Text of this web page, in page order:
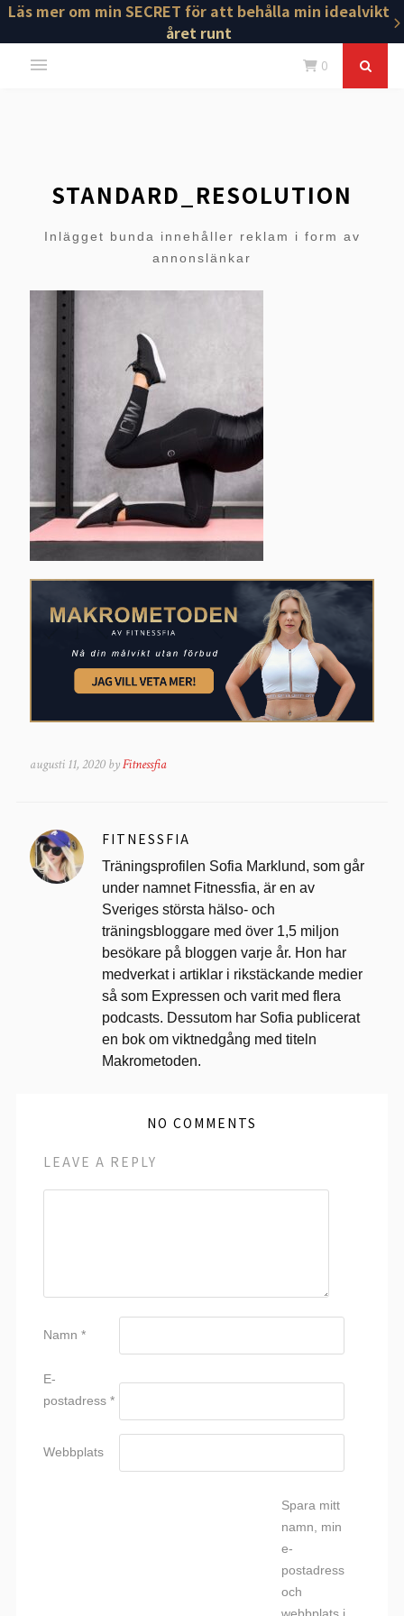
Läs mer om min SECRET för att behålla min idealvikt
året runt
0
STANDARD_RESOLUTION
Inlägget bunda innehåller reklam i form av
annonslänkar
augusti 11, 2020 byFitnessfia
FITNESSFIA
Träningsprofilen Sofia Marklund, som går
under namnet Fitnessfia, är en av
Sveriges största hälso- och
träningsbloggare med över 1,5 miljon
besökare på bloggen varje år. Hon har
medverkat i artiklar i rikstäckande medier
så som Expressen och varit med flera
podcasts. Dessutom har Sofia publicerat
en bok om viktnedgång med titeln
Makrometoden.
NO COMMENTS
LEAVE A REPLY
Namn *
E-
postadress *
Webbplats
Spara mitt
namn, min
e-
postadress
och